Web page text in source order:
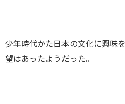
少年時代かた日本の文化に興味
望はあったようだった。